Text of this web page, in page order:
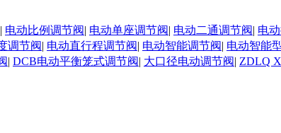
| 电动比例调节阀| 电动单座调节阀| 电动二通调节阀| 电
调节阀| 电动直行程调节阀| 电动智能调节阀| 电动智能
| DCB电动平衡笼式调节阀| 大口径电动调节阀| ZDLQ